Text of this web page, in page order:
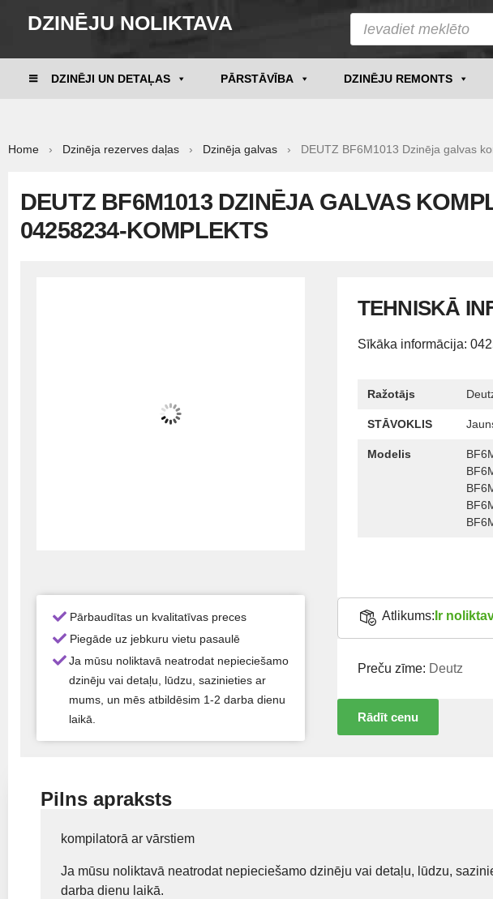
DZINĒJU NOLIKTAVA
DZINĒJI UN DETAĻAS PĀRSTĀVĪBA DZINĒJU REMONTS
Home › Dzinēja rezerves daļas › Dzinēja galvas › DEUTZ BF6M1013 Dzinēja galvas
DEUTZ BF6M1013 DZINĒJA GALVAS
04258234-KOMPLEKTS
Pārbaudītas un kvalitatīvas preces
Piegāde uz jebkuru vietu pasaulē
Ja mūsu noliktavā neatrodat nepieciešamo
dzinēju vai detaļu, lūdzu, sazinieties ar
mums, un mēs atbildēsim 1-2 darba dienu
laikā.
TEHNISKĀ
Sīkāka informācija:
Ražotājs
STĀVOKLIS
Modelis
Atlikums: Ir
Preču zīme: Deutz
Rādīt cenu
Pilns apraksts
kompilatorā ar vārstiem
Ja mūsu noliktavā neatrodat nepieciešamo dzinēju vai detaļu, lūdzu,
darba dienu laikā.